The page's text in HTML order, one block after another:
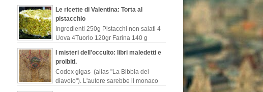
serio o perché rimanda costant...
Le ricette di Valentina: Torta al
pistacchio
Ingredienti 250g Pistacchi non salati 4
Uova 4Tuorlo 120gr Farina 140 g
fondente 1/2 bustina Lievito is...
I misteri dell'occulto: libri maledetti e
proibiti.
Codex gigas (alias "La Bibbia del
diavolo"). L'autore sarebbe il monaco